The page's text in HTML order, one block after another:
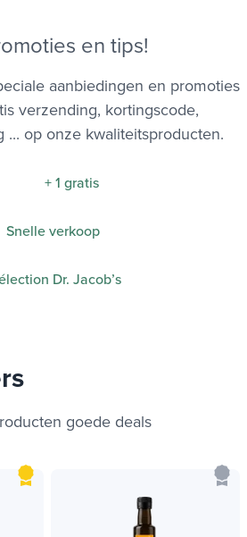
en tips!
aanbiedingen en promoties
verzending, kortingscode,
... op onze kwaliteitsproducten.
+ 1 gratis
Snelle verkoop
Dr. Jacob’s
goede deals